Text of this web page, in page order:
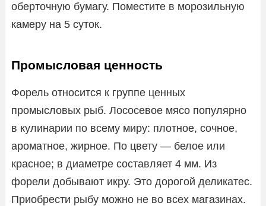
оберточную бумагу. Поместите в морозильную
камеру на 5 суток.
Промысловая ценность
Форель относится к группе ценных
промысловых рыб. Лососевое мясо популярно
в кулинарии по всему миру: плотное, сочное,
ароматное, жирное. По цвету — белое или
красное; в диаметре составляет 4 мм. Из
форели добывают икру. Это дорогой деликатес.
Приобрести рыбу можно не во всех магазинах.